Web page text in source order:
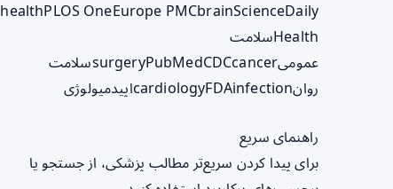
healthPLOS OneEurope PMCbrainScienceDaily
Healthسلامت
عمومی
surgeryPubMedCDCcancer
سلامت
روان
cardiologyFDAinfection اپیدمیولوژی
راهنمای سریع
برای پیدا کردن سریع‌تر مطالب پزشکی، از جستجو یا